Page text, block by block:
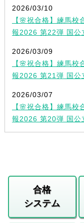
2026/03/10
【🌸祝合格】練馬校
報2026 第22弾 国公
2026/03/09
【🌸祝合格】練馬校
報2026 第21弾 国公
2026/03/07
【🌸祝合格】練馬校
報2026 第20弾 国公
合格
システム